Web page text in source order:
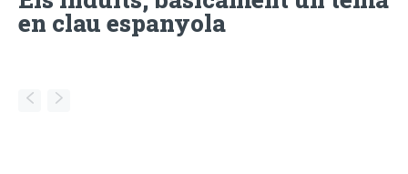
en clau espanyola